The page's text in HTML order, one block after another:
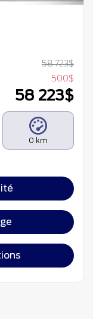
58 723$
500$
58 223$
0 km